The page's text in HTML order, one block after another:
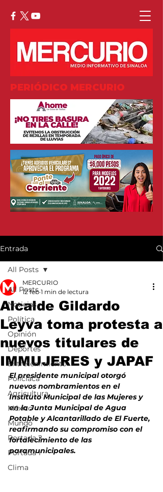
PERIÓDICO MERCURIO
Entrada
All Posts
Noticias
Política
Opinión
Deportes
Entretenimiento
Policiaca
Agricultura
México
Mundo
Portada 2
Portada 1
Clima
All Posts
Alcalde Gildardo
Leyva toma protesta a
nuevos titulares de
IMMUJERES y JAPAF
MERCURIO
12 feb 1 min de lectura
El presidente municipal otorgó
nuevos nombramientos en el
Instituto Municipal de las Mujeres y
en la Junta Municipal de Agua
Potable y Alcantarillado de El Fuerte,
reafirmando su compromiso con el
fortalecimiento de las
paramunicipales.